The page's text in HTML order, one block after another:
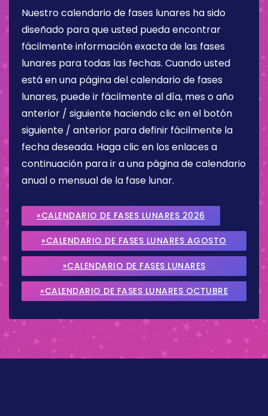
Nuestro calendario de fases lunares ha sido
diseñado para que usted pueda encontrar
fácilmente información exacta de las fases
lunares para todas las fechas. Cuando usted
está en una página del calendario de fases
lunares, puede ir fácilmente al día, mes o año
anterior / siguiente haciendo clic en el botón
siguiente / anterior para definir fácilmente la
fecha deseada. Haga clic en los enlaces a
continuación para ir a una página de calendario
anual o mensual de la fase lunar.
»CALENDARIO DE FASES LUNARES 2026
»CALENDARIO DE FASES LUNARES AGOSTO
2026
»CALENDARIO DE FASES LUNARES
SEPTIEMBRE 2026
»CALENDARIO DE FASES LUNARES OCTUBRE